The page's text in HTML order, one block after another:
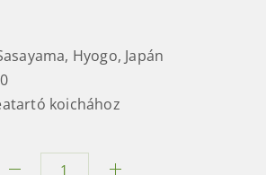
Hyogo, Japán
koichához